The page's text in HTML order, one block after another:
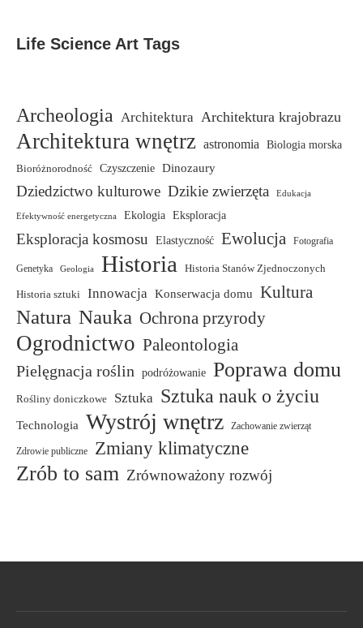
Life Science Art Tags
Archeologia Architektura Architektura krajobrazu
Architektura wnętrz astronomia Biologia morska
Bioróżnorodność Czyszczenie Dinozaury
Dziedzictwo kulturowe Dzikie zwierzęta Edukacja
Efektywność energetyczna Ekologia Eksploracja
Eksploracja kosmosu Elastyczność Ewolucja Fotografia
Genetyka Geologia Historia Historia Stanów Zjednoczonych
Historia sztuki Innowacja Konserwacja domu Kultura
Natura Nauka Ochrona przyrody
Ogrodnictwo Paleontologia
Pielęgnacja roślin podróżowanie Poprawa domu
Rośliny doniczkowe Sztuka Sztuka nauk o życiu
Technologia Wystrój wnętrz Zachowanie zwierząt
Zdrowie publiczne Zmiany klimatyczne
Zrób to sam Zrównoważony rozwój